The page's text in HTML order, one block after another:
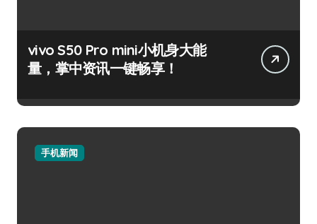
vivo S50 Pro mini小机身大能
量，掌中资讯一键畅享！
手机新闻